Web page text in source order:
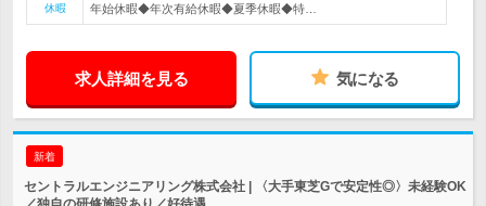
休暇
年始休暇◆年次有給休暇◆夏季休暇◆特…
求人詳細を見る 気になる
新着
セントラルエンジニアリング株式会社 | 〈大手東芝Gで安定性◎〉未経験OK